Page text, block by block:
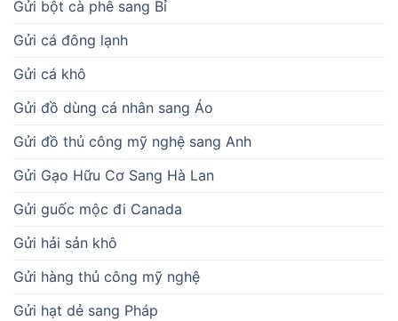
Gửi bột cà phê sang Bỉ
Gửi cá đông lạnh
Gửi cá khô
Gửi đồ dùng cá nhân sang Áo
Gửi đồ thủ công mỹ nghệ sang Anh
Gửi Gạo Hữu Cơ Sang Hà Lan
Gửi guốc mộc đi Canada
Gửi hải sản khô
Gửi hàng thủ công mỹ nghệ
Gửi hạt dẻ sang Pháp